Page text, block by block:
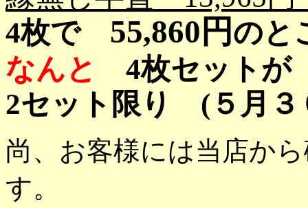
4枚で 55,860円のと
なんと
4枚セット
2セット限り (５月３
尚、お客様には当店か
す。